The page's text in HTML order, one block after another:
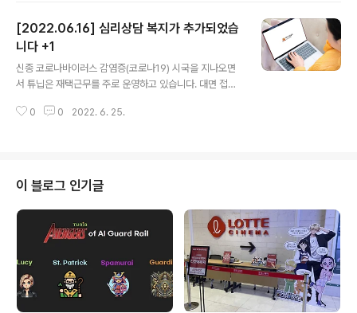
들의 다양한 반응과 좋은 인사이트들을 수집할 수 있었답
니다. 튜닙의 챗봇에 대한 참관객들의 반응을 같이 한번 살
펴볼까요? 💬 감정을 교류하며 대화할 수 있는 챗봇이라
면, 교육기관에서도 활용될 수 있겠네요 💬 음성까지 결합
된다면, 노인들에게 말벗 같은 존재가 되어줄 수 있을 것 같
습니다 💬 요즘 세대 아이들이 챗봇 캐릭터와 이야기할 수
[2022.06.16] 심리상담 복지가 추가되었습
니다 +1
신종 코로나바이러스 감염증(코로나19) 시국을 지나오면
서 튜닙은 재택근무를 주로 운영하고 있습니다. 대면 접촉
는 걱정에 '멘탈케어' 복지를 준비하게 되었습니다. 그 때
직 정식버전 도입 전, 체험을 위한 제휴기간으로 튜니버들
의 호응과 후기를 받아 볼 계획입니다. 일과 후 멘탈 케어
프로그램으로 지친 마음을 위로받는 하루는 어떠신가요~?
회사소개 - 마이카운슬러 현재 (주) 마이카운슬러는 상담
사들을 위한 부엉이가 되고자 하며, 추후 심리 상담 중계 플
랫폼으로 진화하고자 합니다. 그때에는 활동..
0 0 2022. 6. 25.
이 블로그 인기글